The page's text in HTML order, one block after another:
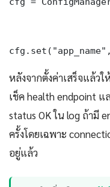
หลังจากตั้งค่าเสร็จแล้ว
เช็ค health endpoint
status OK ใน log ถ้ามี
ครั้งโดยเฉพาะ
อยู่แล้ว